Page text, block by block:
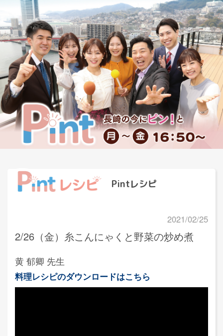
Pintレシピ
2021/02/25
2/26（金）糸こんにゃくと野菜の炒め煮
黄 郁卿 先生
料理レシピのダウンロードはこちら